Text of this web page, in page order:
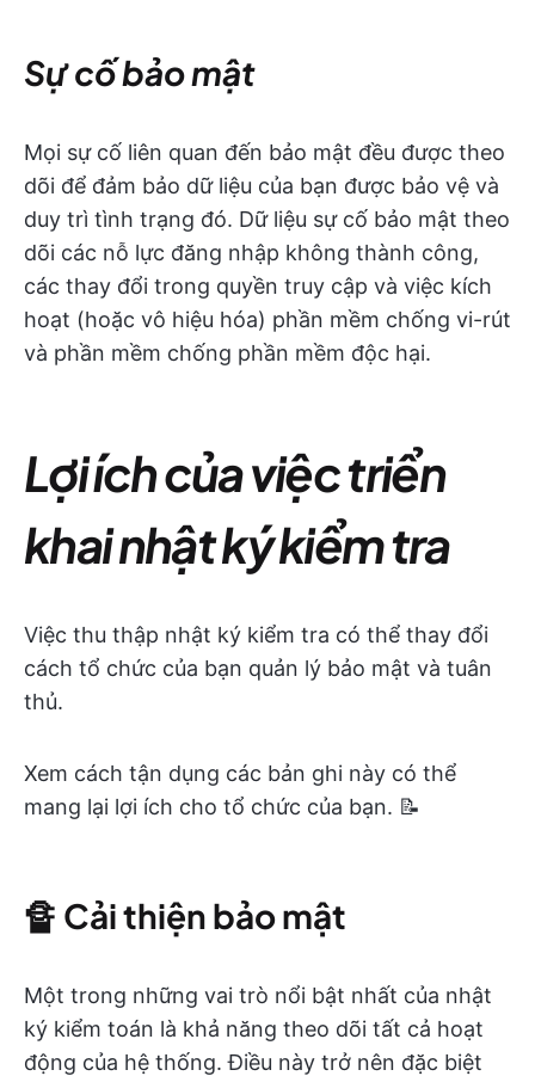
Sự cố bảo mật
Mọi sự cố liên quan đến bảo mật đều được theo
dõi để đảm bảo dữ liệu của bạn được bảo vệ và
duy trì tình trạng đó. Dữ liệu sự cố bảo mật theo
dõi các nỗ lực đăng nhập không thành công,
các thay đổi trong quyền truy cập và việc kích
hoạt (hoặc vô hiệu hóa) phần mềm chống vi-rút
và phần mềm chống phần mềm độc hại.
Lợi ích của việc triển
khai nhật ký kiểm tra
Việc thu thập nhật ký kiểm tra có thể thay đổi
cách tổ chức của bạn quản lý bảo mật và tuân
thủ.
Xem cách tận dụng các bản ghi này có thể
mang lại lợi ích cho tổ chức của bạn. 📝
🔏 Cải thiện bảo mật
Một trong những vai trò nổi bật nhất của nhật
ký kiểm toán là khả năng theo dõi tất cả hoạt
động của hệ thống. Điều này trở nên đặc biệt